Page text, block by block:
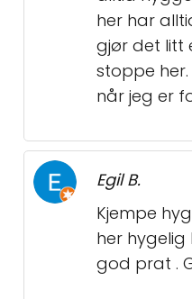
her har
gjør det litt
stoppe
når jeg er
Egil B.
Kjempe
her
god prat .